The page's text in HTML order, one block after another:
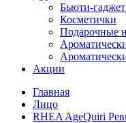
Бьюти-
Косметички
Подарочные
Акции
Главная
Лицо
RHEA AgeQuiri